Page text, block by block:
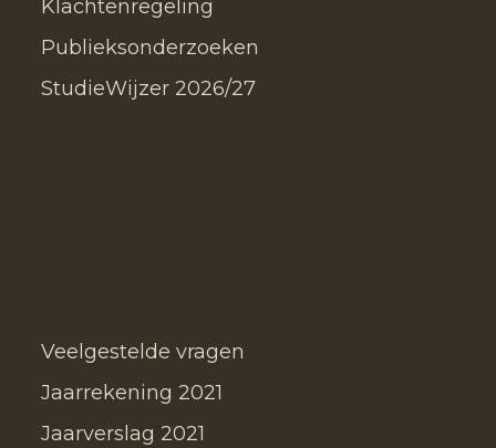
Klachtenregeling
Publieksonderzoeken
StudieWijzer 2026/27
Veelgestelde vragen
Jaarrekening 2021
Jaarverslag 2021